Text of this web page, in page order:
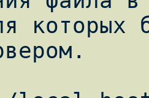
которых